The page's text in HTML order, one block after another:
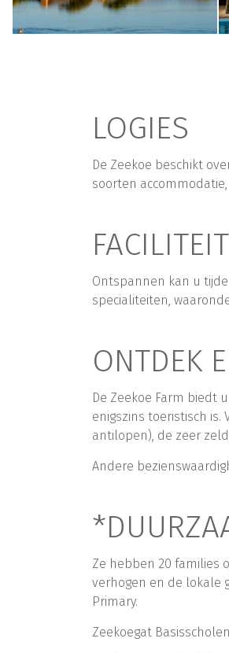
LOGIES
De Zeekoe beschikt
soorten
Ontspannen kan u
specialiteiten,
ONTDEK
De Zeekoe Farm biedt
enigszins toeristisch
antilopen), de zeer
Andere
Ze hebben 20 families
verhogen en de lokale
Primary.
Zeekoegat